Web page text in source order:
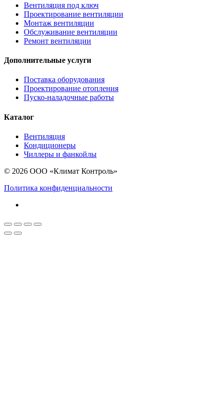
Вентиляция под ключ
Проектирование вентиляции
Монтаж вентиляции
Обслуживание вентиляции
Ремонт вентиляции
Дополнительные услуги
Поставка оборудования
Проектирование отопления
Пуско-наладочные работы
Каталог
Вентиляция
Кондиционеры
Чиллеры и фанкойлы
© 2026 ООО «Климат Контроль»
Политика конфиденциальности